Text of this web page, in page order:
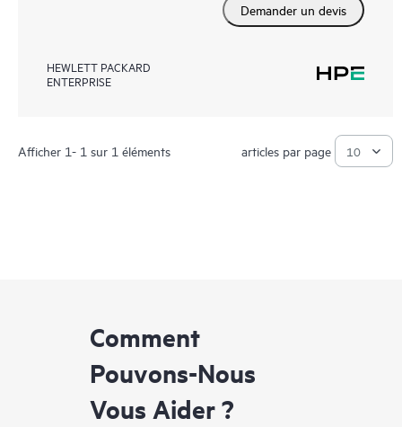
Demander un devis
HEWLETT PACKARD
ENTERPRISE
Afficher 1- 1 sur 1 éléments articles par page
Comment
Pouvons-Nous
Vous Aider ?